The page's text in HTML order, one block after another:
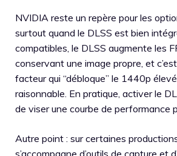
NVIDIA reste un repère pour les
surtout quand le DLSS est bien
compatibles, le DLSS augmente les
conservant une image propre, et
facteur qui “débloque” le 1440p
raisonnable. En pratique, activer le
de viser une courbe de performance
Autre point : sur certaines